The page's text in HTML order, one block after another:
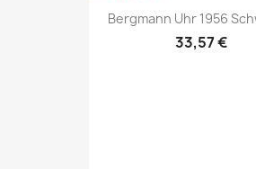
Bergmann Uhr 1956
33,57 €